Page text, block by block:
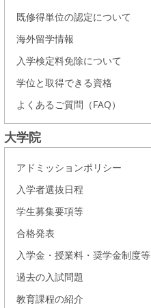
既修得単位の認定について
海外留学情報
入学検定料免除について
学位と取得できる資格
よくあるご質問（FAQ）
大学院
アドミッションポリシー
入学者選抜日程
学生募集要項等
合格発表
入学金・授業料・奨学金制度等
過去の入試問題
教育課程の紹介